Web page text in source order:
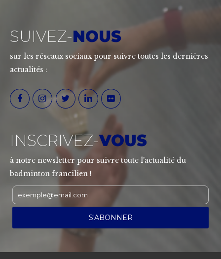
SUIVEZ-NOUS
sur les réseaux sociaux pour suivre toutes les dernières
actualités :
INSCRIVEZ-VOUS
à notre newsletter pour suivre toute l'actualité du
badminton francilien !